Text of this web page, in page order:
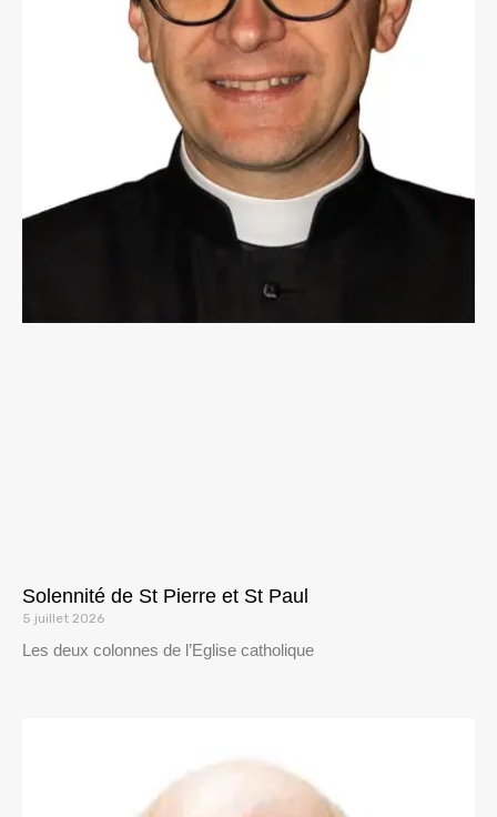
Solennité de St Pierre et St Paul
5 juillet 2026
Les deux colonnes de l’Eglise catholique